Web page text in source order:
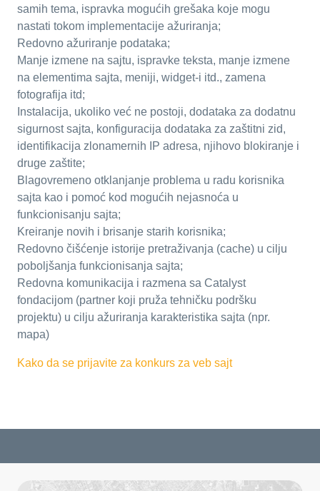
samih tema, ispravka mogućih grešaka koje mogu
nastati tokom implementacije ažuriranja;
Redovno ažuriranje podataka;
Manje izmene na sajtu, ispravke teksta, manje izmene
na elementima sajta, meniji, widget-i itd., zamena
fotografija itd;
Instalacija, ukoliko već ne postoji, dodataka za dodatnu
sigurnost sajta, konfiguracija dodataka za zaštitni zid,
identifikacija zlonamernih IP adresa, njihovo blokiranje i
druge zaštite;
Blagovremeno otklanjanje problema u radu korisnika
sajta kao i pomoć kod mogućih nejasnoća u
funkcionisanju sajta;
Kreiranje novih i brisanje starih korisnika;
Redovno čišćenje istorije pretraživanja (cache) u cilju
poboljšanja funkcionisanja sajta;
Redovna komunikacija i razmena sa Catalyst
fondacijom (partner koji pruža tehničku podršku
projektu) u cilju ažuriranja karakteristika sajta (npr.
mapa)
Kako da se prijavite za konkurs za veb sajt